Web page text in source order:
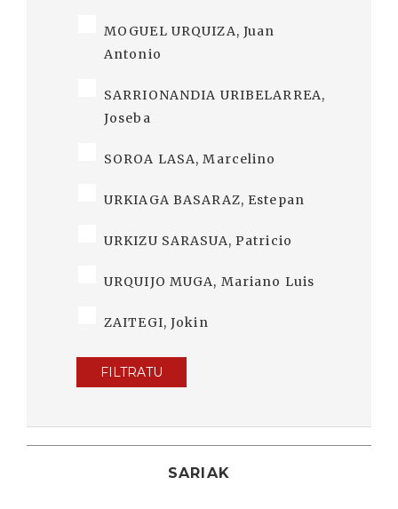
MOGUEL URQUIZA, Juan
Antonio
SARRIONANDIA URIBELARREA,
Joseba
SOROA LASA, Marcelino
URKIAGA BASARAZ, Estepan
URKIZU SARASUA, Patricio
URQUIJO MUGA, Mariano Luis
ZAITEGI, Jokin
FILTRATU
SARIAK